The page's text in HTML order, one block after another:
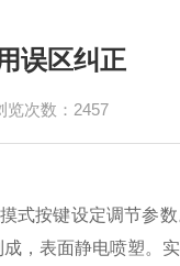
误区纠正
览次数：2457
式按键设定调节参
，表面静电喷塑。